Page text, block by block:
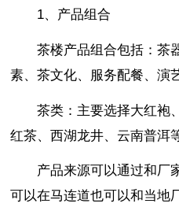
1、产品组合
茶楼产品组合包括：茶
素、茶文化、服务配餐、演
茶类：主要选择大红袍
红茶、西湖龙井、云南普洱
产品来源可以通过和厂
可以在马连道也可以和当地